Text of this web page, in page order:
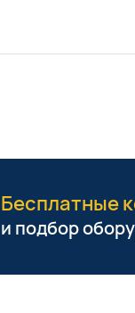
Бесплатные
и подбор